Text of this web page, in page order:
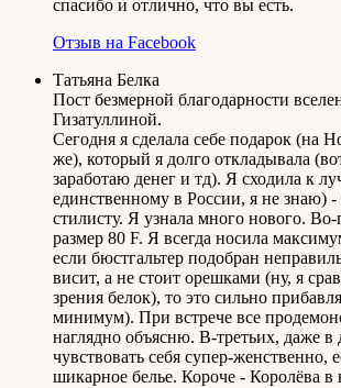
спасибо и отлично, что вы есть.
Отзыв на Facebook
Татьяна Белка
Пост безмерной благодарности
Гизатуллиной.
Сегодня я сделала себе подарок (на
же), который я долго откладывала
заработаю денег и тд). Я сходила к
единственному в России, я не знаю) -
стилисту. Я узнала много нового.
размер 80 F. Я всегда носила
если бюстгальтер подобран
висит, а не стоит орешками (ну, я
зрения белок), то это сильно
минимум). При встрече все
наглядно объясню. В-третьих, даже
чувствовать себя супер-женственно,
шикарное белье. Короче - Королёва